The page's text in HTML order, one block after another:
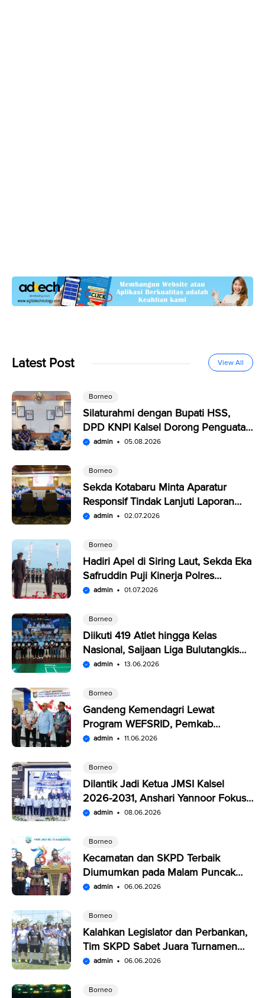
Latest Post View All
Borneo
Silaturahmi dengan Bupati HSS,
DPD KNPI Kalsel Dorong Penguatan
SDM Pemuda
admin 05.08.2026
Borneo
Sekda Kotabaru Minta Aparatur
Responsif Tindak Lanjuti Laporan
Warga di SP4N-LAPOR
admin 02.07.2026
Borneo
Hadiri Apel di Siring Laut, Sekda Eka
Safruddin Puji Kinerja Polres
Kotabaru
admin 01.07.2026
Borneo
Diikuti 419 Atlet hingga Kelas
Nasional, Saijaan Liga Bulutangkis
Memperebutkan Rp109,5 Juta
admin 13.06.2026
Borneo
Gandeng Kemendagri Lewat
Program WEFSRID, Pemkab
Kotabaru Targetkan Petani Panen 3
admin 11.06.2026
Borneo
Dilantik Jadi Ketua JMSI Kalsel
2026-2031, Anshari Yannoor Fokus
Verifikasi Perusahaan Pers
admin 08.06.2026
Borneo
Kecamatan dan SKPD Terbaik
Diumumkan pada Malam Puncak
Penutupan Expo Saijaan Kotabaru
admin 06.06.2026
Borneo
Kalahkan Legislator dan Perbankan,
Tim SKPD Sabet Juara Turnamen
Segitiga Kotabaru
admin 06.06.2026
Borneo